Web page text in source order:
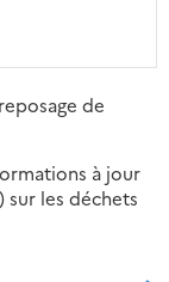
de
à jour
sur les déchets